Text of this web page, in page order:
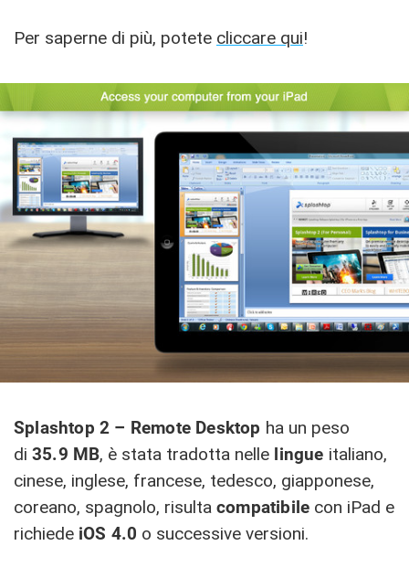
Per saperne di più, potete cliccare qui!
Splashtop 2 – Remote Desktop ha un peso
di 35.9 MB, è stata tradotta nelle lingue italiano,
cinese, inglese, francese, tedesco, giapponese,
coreano, spagnolo, risulta compatibile con iPad e
richiede iOS 4.0 o successive versioni.